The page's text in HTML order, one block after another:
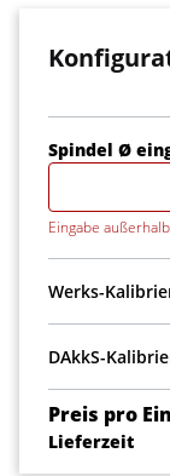
Spindel Ø
Eingabe
Werks-
DAkkS-
Preis pro
Lieferzeit